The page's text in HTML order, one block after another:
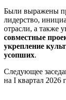
Были выражены
лидерство,
отрасли, а также
совместные
укрепление
усопших.
Следующее
на I квартал 2026